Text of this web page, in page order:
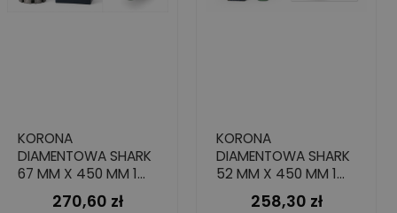
KORONA
DIAMENTOWA SHARK
67 MM X 450 MM 1
1/4" DO BETONU
Cena
270,60 zł
KORONA
DIAMENTOWA SHARK
52 MM X 450 MM 1
1/4" DO BETONU
Cena
258,30 zł